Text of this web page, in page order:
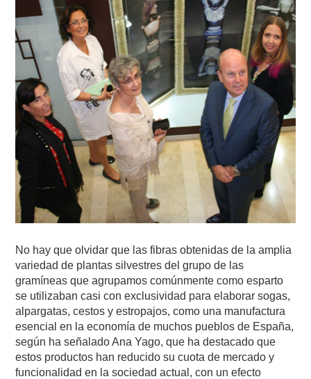
No hay que olvidar que las fibras obtenidas de la amplia
variedad de plantas silvestres del grupo de las
gramíneas que agrupamos comúnmente como esparto
se utilizaban casi con exclusividad para elaborar sogas,
alpargatas, cestos y estropajos, como una manufactura
esencial en la economía de muchos pueblos de España,
según ha señalado Ana Yago, que ha destacado que
estos productos han reducido su cuota de mercado y
funcionalidad en la sociedad actual, con un efecto